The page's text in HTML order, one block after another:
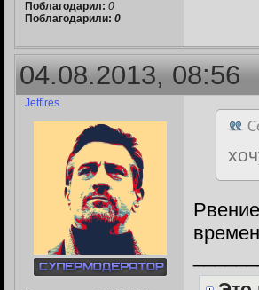
Поблагодарил: 0
Поблагодарили: 0
04.08.2013, 08:56
Jetfires